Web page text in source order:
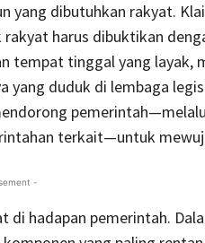
yang dibutuhkan rakyat.
harus dibuktikan
tempat tinggal yang layak,
yang duduk di lembaga
terkait—untuk
-
di hadapan pemerintah.